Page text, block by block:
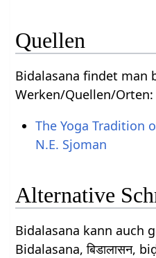
Quellen
Bidalasana findet man
Werken/Quellen/Orten:
The Yoga Tradition
N.E. Sjoman
Alternative
Bidalasana kann auch
Bidalasana, बिडालासन,